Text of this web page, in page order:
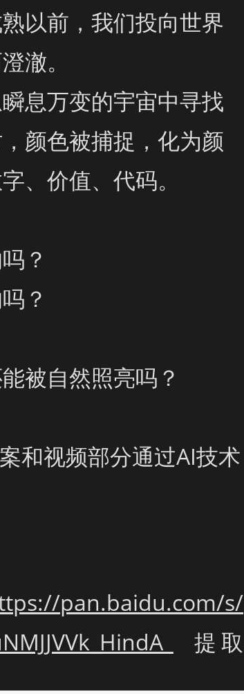
以前，我们投向世界
澈。
息万变的宇宙中寻找
颜色被捕捉，化为颜
、价值、代码。
？
？
被自然照亮吗？
和视频部分通过AI技术
pan.baidu.com/s/
  提取